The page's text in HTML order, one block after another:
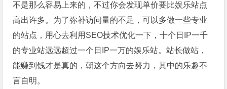
不是那么容易上来的，不过你会发现单价要比娱乐站点
高出许多。为了弥补访问量的不足，可以多做一些专业
的站点，用心去利用SEO技术优化一下，十个日IP一千
的专业站远远超过一个日IP一万的娱乐站。站长做站，
能赚到钱才是真的，朝这个方向去努力，其中的乐趣不
言自明。